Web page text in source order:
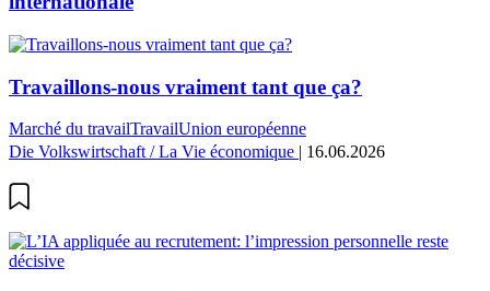
Travaillons-nous vraiment tant que ça?
Marché du travailTravailUnion européenne
Die Volkswirtschaft / La Vie économique | 16.06.2026